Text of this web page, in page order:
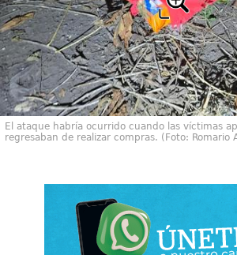
El ataque habría ocurrido cuando las víctimas
regresaban de realizar compras. (Foto: Romario